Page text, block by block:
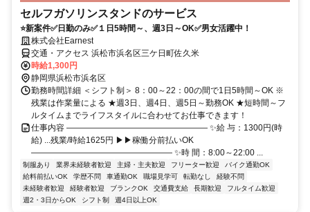
セルフガソリンスタンドのサービス
⭐新案件✅日勤のみ✅１日5時間～、週3日～OK✅男女活躍中！
株式会社Earnest
交通・アクセス 浜松市浜名区三ケ日町佐久米
時給1,300円
静岡県浜松市浜名区
勤務時間詳細 ＜シフト制＞ 8：00～22：00の間で1日5時間～OK ※
残業は作業量による ★週3日、週4日、週5日～勤務OK ★短時間～フ
ルタイムまでライフスタイルに合わせてお仕事できます！
仕事内容 ――――――――――――――――― ✨給 与：1300円(時
給) ...残業/時給1625円 ▶▶稼働分前払いOK
――――――――――――――――― ✨時 間：8:00～22:00 ...
制服あり 業界未経験者歓迎 主婦・主夫歓迎 フリーター歓迎
バイク通勤OK
給料前払いOK
学歴不問 車通勤OK 職場見学可 転勤なし
経験不問
未経験者歓迎
経験者歓迎 ブランクOK 交通費支給 長期歓迎
フルタイム歓迎
週2・3日からOK
シフト制 週4日以上OK